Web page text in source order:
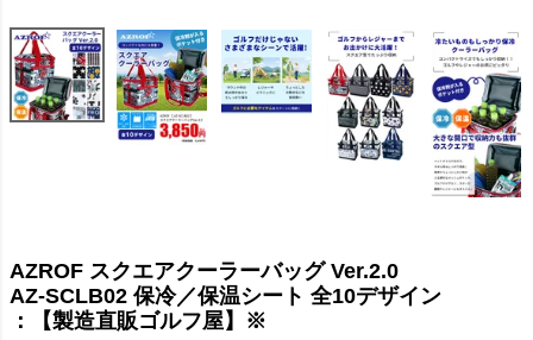
AZROF スクエアクーラーバッグ Ver.2.0
AZ-SCLB02 保冷／保温シート 全10デザイン
：【製造直販ゴルフ屋】※